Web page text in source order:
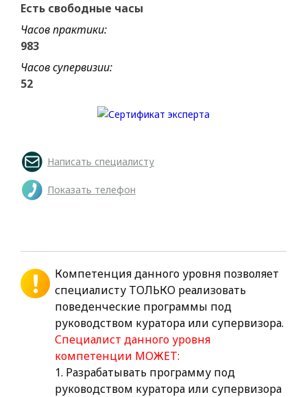
Есть свободные часы
Часов практики:
983
Часов супервизии:
52
Написать специалисту
Показать телефон
Компетенция данного уровня позволяет
специалисту ТОЛЬКО реализовать
поведенческие программы под
руководством куратора или супервизора.
Специалист данного уровня
компетенции МОЖЕТ:
1. Разрабатывать программу под
руководством куратора или супервизора